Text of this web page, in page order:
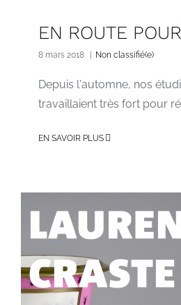
EN ROUTE
8 mars 2018 Non classifié(e)
Depuis l'automne, nos
travaillaient très fort pour
EN SAVOIR PLUS